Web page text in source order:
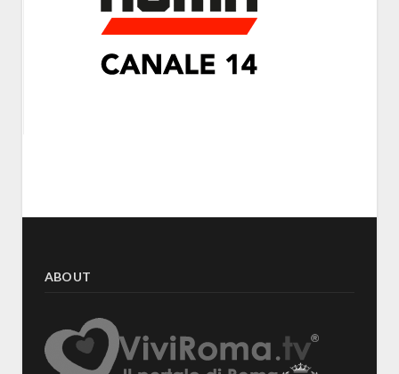
ABOUT